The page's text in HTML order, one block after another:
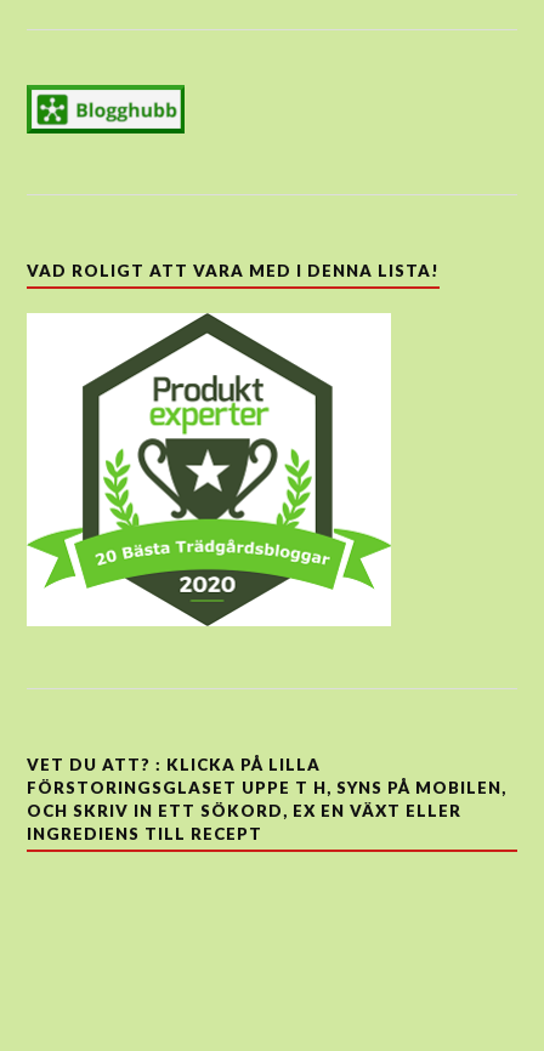
VAD ROLIGT ATT VARA MED I DENNA LISTA!
VET DU ATT? : KLICKA PÅ LILLA
FÖRSTORINGSGLASET UPPE T H, SYNS PÅ MOBILEN,
OCH SKRIV IN ETT SÖKORD, EX EN VÄXT ELLER
INGREDIENS TILL RECEPT